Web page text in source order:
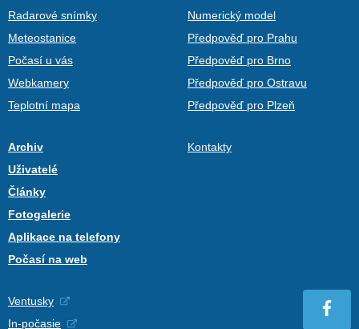
Radarové snímky
Meteostanice
Počasí u vás
Webkamery
Teplotní mapa
Numerický model
Předpověď pro Prahu
Předpověď pro Brno
Předpověď pro Ostravu
Předpověď pro Plzeň
Archiv
Uživatelé
Články
Fotogalerie
Aplikace na telefony
Počasí na web
Kontakty
Ventusky
In-počasie